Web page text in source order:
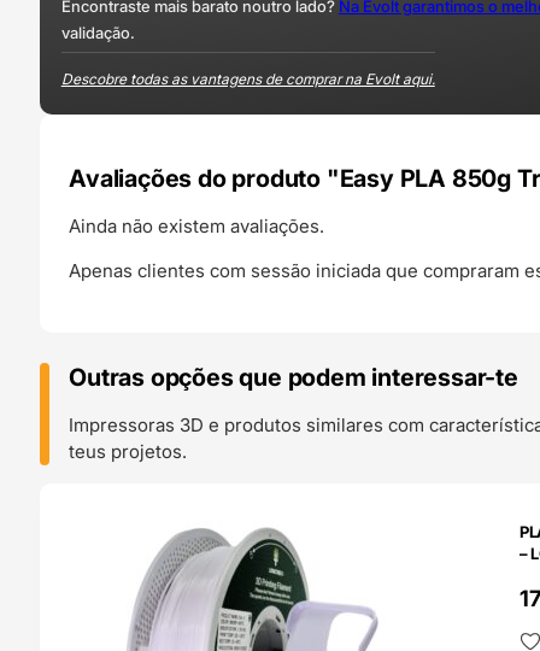
Encontraste mais barato noutro lado? Na Evolt garantimos o
validação.
Descobre todas as vantagens de comprar na Evolt aqui.
Avaliações do produto "Easy PLA 850g
Ainda não existem avaliações.
Apenas clientes com sessão iniciada que compraram
Outras opções que podem interessar-te
Impressoras 3D e produtos similares com
teus projetos.
–